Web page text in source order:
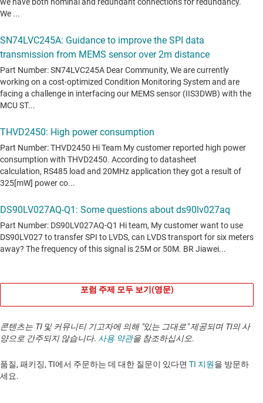
포럼 주제 모두 보기(영문)
콘텐츠는 TI 및 커뮤니티 기고자에 의해 "있는 그대로" 제공되며 TI의 사
양으로 간주되지 않습니다. 사용 약관을 참조하십시오.
품질, 패키징, TI에서 주문하는 데 대한 질문이 있다면 TI 지원을 방문하
세요. ​​​​​​​​​​​​​​